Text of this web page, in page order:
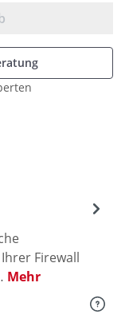
Firewall
Mehr